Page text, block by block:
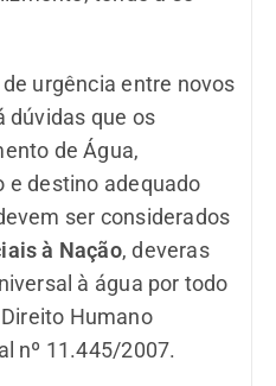
urgência entre novos
dúvidas que os
de Água,
e destino adequado
ser considerados
à Nação, deveras
à água por todo
Humano
nº 11.445/2007.